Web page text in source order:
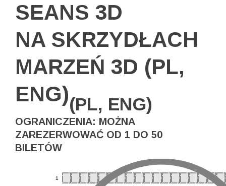
SEANS 3D
NA SKRZYDŁACH
MARZEŃ 3D (PL,
ENG)(PL, ENG)
OGRANICZENIA: MOŻNA
ZAREZERWOWAĆ OD 1 DO 50
BILETÓW
1